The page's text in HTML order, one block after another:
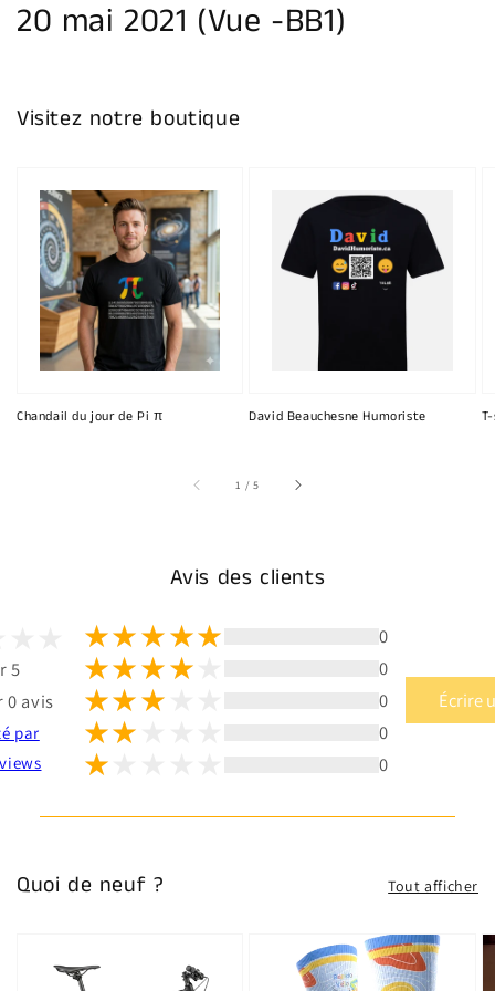
20 mai 2021 (Vue -BB1)
Visitez notre boutique
Chandail du jour de Pi π David Beauchesne Humoriste
1 /sur
5
Avis des clients
5
0 avis
par
0
0
0
0
0
Écrire
Quoi de neuf ? Tout afficher